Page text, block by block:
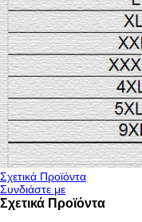
Σχετικά Προϊόντα
Συνδιάστε με
Σχετικά Προϊόντα